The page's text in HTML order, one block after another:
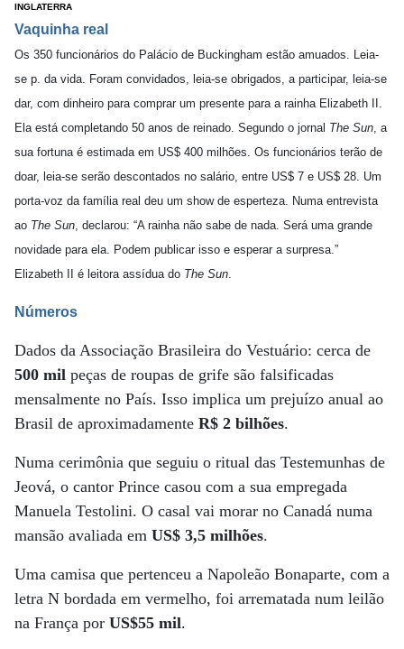
INGLATERRA
Vaquinha real
Os 350 funcionários do Palácio de Buckingham estão amuados. Leia-
se p. da vida. Foram convidados, leia-se obrigados, a participar, leia-se
dar, com dinheiro para comprar um presente para a rainha Elizabeth II.
Ela está completando 50 anos de reinado. Segundo o jornal The Sun, a
sua fortuna é estimada em US$ 400 milhões. Os funcionários terão de
doar, leia-se serão descontados no salário, entre US$ 7 e US$ 28. Um
porta-voz da família real deu um show de esperteza. Numa entrevista
ao The Sun, declarou: “A rainha não sabe de nada. Será uma grande
novidade para ela. Podem publicar isso e esperar a surpresa.”
Elizabeth II é leitora assídua do The Sun.
Números
Dados da Associação Brasileira do Vestuário: cerca de
500 mil peças de roupas de grife são falsificadas
mensalmente no País. Isso implica um prejuízo anual ao
Brasil de aproximadamente R$ 2 bilhões.
Numa cerimônia que seguiu o ritual das Testemunhas de
Jeová, o cantor Prince casou com a sua empregada
Manuela Testolini. O casal vai morar no Canadá numa
mansão avaliada em US$ 3,5 milhões.
Uma camisa que pertenceu a Napoleão Bonaparte, com a
letra N bordada em vermelho, foi arrematada num leilão
na França por US$55 mil.